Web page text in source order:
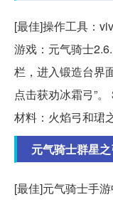
[最佳]操作工具：
游戏：元气骑士
栏，进入锻造台界
点击获劝冰霜弓”
材料：火焰弓和珺
元气骑士群星
[最佳]元气骑士手